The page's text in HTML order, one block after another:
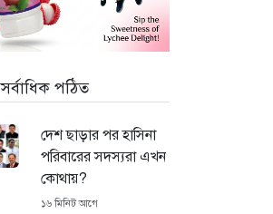
সর্বাধিক পঠিত
দেশ ছাড়ার পর হাসিনা
পরিবারের সদস্যরা এখন
কোথায়?
১৬ মিনিট আগে